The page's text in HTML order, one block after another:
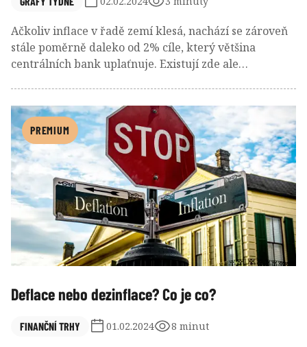
Ačkoliv inflace v řadě zemí klesá, nachází se zároveň
stále poměrně daleko od 2% cíle, který většina
centrálních bank uplaťnuje. Existují zde ale
PREMIUM
Deflace nebo dezinflace? Co je co?
FINANČNÍ TRHY 01.02.2024 8 minut